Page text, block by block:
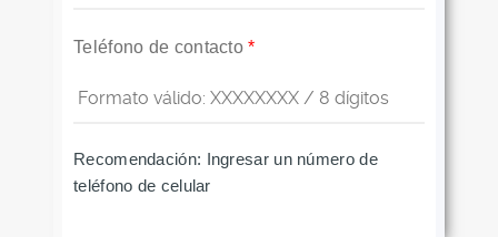
Teléfono de contacto*
Recomendación: Ingresar un número de
teléfono de celular